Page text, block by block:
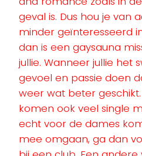
geval is. Dus hou je van
minder geïnteresseerd
dan is een gaysauna
jullie. Wanneer jullie het
gevoel en passie doen
weer wat beter
komen ook veel single
echt voor de dames
mee omgaan, ga dan